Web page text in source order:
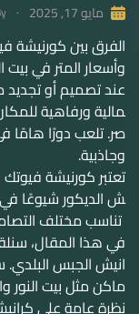
مايو 17, 2025
الفرق بين كورنيشة
عند تصميم أو
مالية ورفاهية
صر. تلعب دورًا
وجاذبية.
تعتبر كورنيشة
ش الديكور شيوعًا
تناسب مختلف
في هذا المقال،
انيش الجبس
ماكن مثل بيت النور
نظرة عامة على